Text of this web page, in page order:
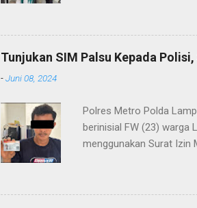
masyarakat telah
Heri Sulistyo Nugroho
pelayanan yang terbaik
maupun pelayanan
pidana, atau ke fungs...
Tunjukan SIM Palsu Kepada
-Juni 08, 2024
Polres Metro Polda
berinisial FW (23) warga
menggunakan Surat Izin
diamankan lantaran
Nasution dan masuk ke